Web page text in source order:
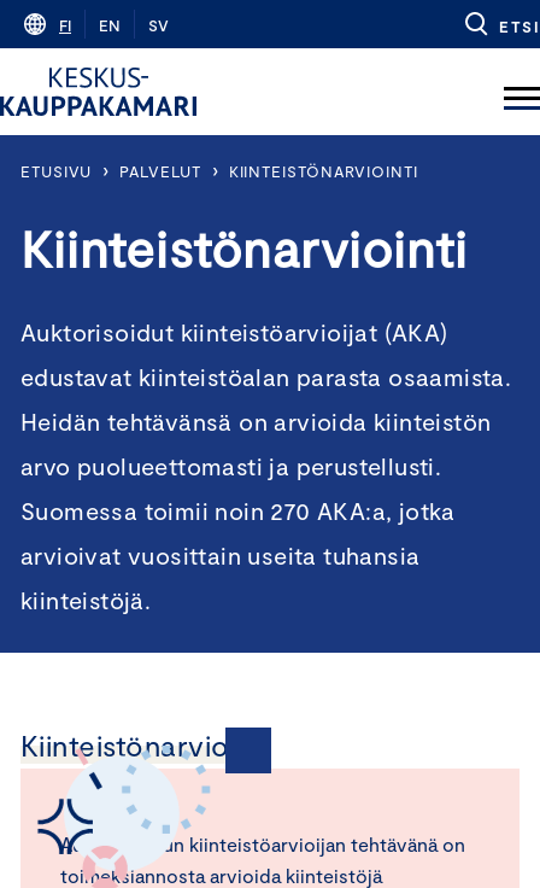
Skip
content
FI EN SV ETSI
ETUSIVU › PALVELUT › KIINTEISTÖNARVIOINTI
Kiinteistönarviointi
Auktorisoidut kiinteistöarvioijat (AKA)
edustavat kiinteistöalan parasta osaamista.
Heidän tehtävänsä on arvioida kiinteistön
arvo puolueettomasti ja perustellusti.
Suomessa toimii noin 270 AKA:a, jotka
arvioivat vuosittain useita tuhansia
kiinteistöjä.
Kiinteistönarviointi
Auktorisoidun kiinteistöarvioijan tehtävänä on
toimeksiannosta arvioida kiinteistöjä